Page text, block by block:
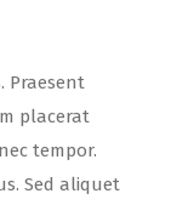
Praesent
placerat
tempor.
Sed aliquet